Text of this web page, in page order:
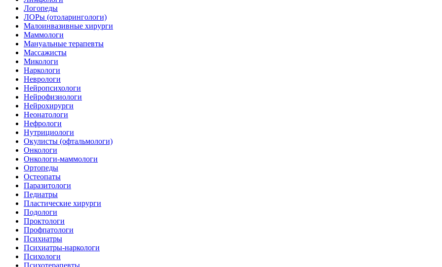
Логопеды
ЛОРы (отоларингологи)
Малоинвазивные хирурги
Маммологи
Мануальные терапевты
Массажисты
Микологи
Наркологи
Неврологи
Нейропсихологи
Нейрофизиологи
Нейрохирурги
Неонатологи
Нефрологи
Нутрициологи
Окулисты (офтальмологи)
Онкологи
Онкологи-маммологи
Ортопеды
Остеопаты
Паразитологи
Педиатры
Пластические хирурги
Подологи
Проктологи
Профпатологи
Психиатры
Психиатры-наркологи
Психологи
Психотерапевты